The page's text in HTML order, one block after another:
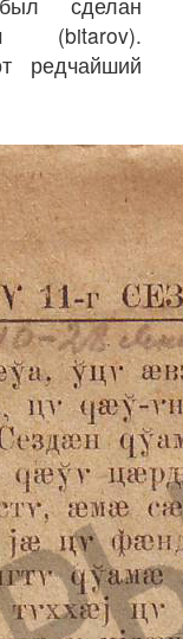
(bitarov).
редчайший